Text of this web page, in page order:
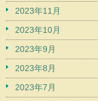
2023年11月
2023年10月
2023年9月
2023年8月
2023年7月